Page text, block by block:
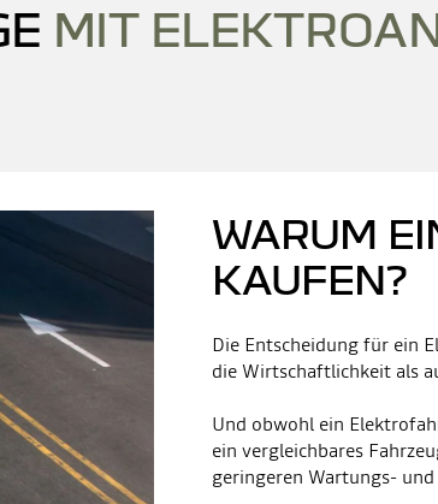
MIT
WARUM
KAUFEN?
Die Entscheidung für ein
die Wirtschaftlichkeit als
Und obwohl ein
ein vergleichbares
geringeren Wartungs-